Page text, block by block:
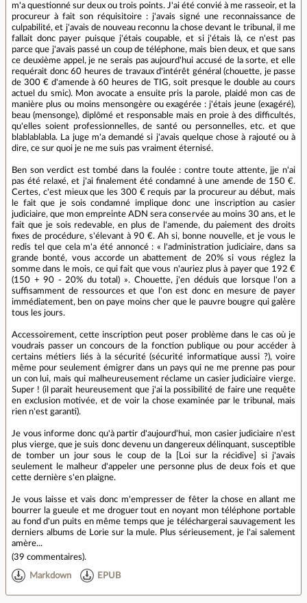
m'a questionné sur deux ou trois points. J'ai été convié à me rasseoir, et la
procureur à fait son réquisitoire : j'avais signé une reconnaissance de
culpabilité, et j'avais de nouveau reconnu la chose devant le tribunal, il me
fallait donc payer puisque j'étais coupable, et si j'étais là, ce n'est pas
parce que j'avais passé un coup de téléphone, mais bien deux, et que sans
ce deuxième appel, je ne serais pas aujourd'hui accusé de la sorte, et elle
requérait donc 60 heures de travaux d'intérêt général (chouette, je passe
de 300 € d'amende à 60 heures de TIG, soit presque le double au cours
actuel du smic). Mon avocate a ensuite pris la parole, plaidé mon cas de
manière plus ou moins mensongère ou exagérée : j'étais jeune (exagéré),
beau (mensonge), diplômé et responsable mais en proie à des difficultés,
qu'elles soient professionnelles, de santé ou personnelles, etc. et que
blablablabla. La juge m'a demandé si j'avais quelque chose à rajouté ou à
dire, ce sur quoi je ne me suis pas vraiment éternisé.
Ben son verdict est tombé dans la foulée : contre toute attente, jje n'ai
pas été relaxé, et j'ai finalement été condamné à une amende de 150 €.
Certes, c'est mieux que les 300 € requis par la procureur au début, mais
le fait que je sois condamné implique donc une inscription au casier
judiciaire, que mon empreinte ADN sera conservée au moins 30 ans, et le
fait que je sois redevable, en plus de l'amende, du paiement des droits
fixes de procédure, s'élevant à 90 €. Ah si, bonne nouvelle, et je vous le
redis tel que cela m'a été annoncé : « l'administration judiciaire, dans sa
grande bonté, vous accorde un abattement de 20% si vous réglez la
somme dans le mois, ce qui fait que vous n'auriez plus à payer que 192 €
(150 + 90 - 20% du total) ». Chouette, j'en déduis que lorsque l'on a
suffisamment de ressources et que l'on est donc en mesure de payer
immédiatement, ben on paye moins cher que le pauvre bougre qui galère
tous les jours.
Accessoirement, cette inscription peut poser problème dans le cas où je
voudrais passer un concours de la fonction publique ou pour accéder à
certains métiers liés à la sécurité (sécurité informatique aussi ?), voire
même pour seulement émigrer dans un pays qui ne me prenne pas pour
un con lui, mais qui malheureusement réclame un casier judiciaire vierge.
Super ! (il parait heureusement que j'ai la possibilité de faire une requête
en exclusion motivée, et de voir la chose examinée par le tribunal, mais
rien n'est garanti).
Je vous informe donc qu'à partir d'aujourd'hui, mon casier judiciaire n'est
plus vierge, que je suis donc devenu un dangereux délinquant, susceptible
de tomber un jour sous le coup de la [Loi sur la récidive] si j'avais
seulement le malheur d'appeler une personne plus de deux fois et que
cette dernière s'en plaigne.
Je vous laisse et vais donc m'empresser de fêter la chose en allant me
bourrer la gueule et me droguer tout en noyant mon téléphone portable
au fond d'un puits en même temps que je téléchargerai sauvagement les
derniers albums de Lorie sur la mule. Plus sérieusement, je l'ai salement
amère...
(39 commentaires).
Markdown EPUB